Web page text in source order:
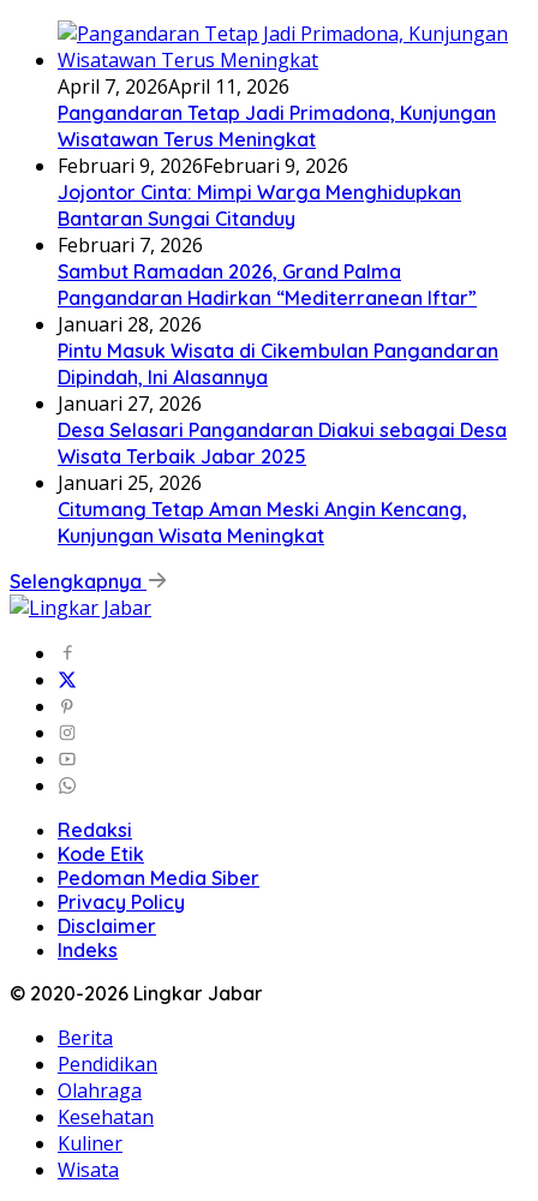
April 7, 2026April 11, 2026
Pangandaran Tetap Jadi Primadona, Kunjungan
Wisatawan Terus Meningkat
Februari 9, 2026Februari 9, 2026
Jojontor Cinta: Mimpi Warga Menghidupkan
Bantaran Sungai Citanduy
Februari 7, 2026
Sambut Ramadan 2026, Grand Palma
Pangandaran Hadirkan “Mediterranean Iftar”
Januari 28, 2026
Pintu Masuk Wisata di Cikembulan Pangandaran
Dipindah, Ini Alasannya
Januari 27, 2026
Desa Selasari Pangandaran Diakui sebagai Desa
Wisata Terbaik Jabar 2025
Januari 25, 2026
Citumang Tetap Aman Meski Angin Kencang,
Kunjungan Wisata Meningkat
Selengkapnya
Redaksi
Kode Etik
Pedoman Media Siber
Privacy Policy
Disclaimer
Indeks
© 2020-2026 Lingkar Jabar
Berita
Pendidikan
Olahraga
Kesehatan
Kuliner
Wisata